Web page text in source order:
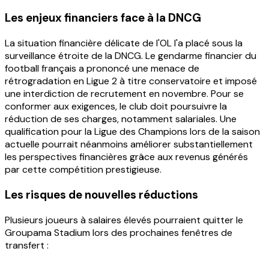
Les enjeux financiers face à la DNCG
La situation financière délicate de l'OL l'a placé sous la
surveillance étroite de la DNCG. Le gendarme financier du
football français a prononcé une menace de
rétrogradation en Ligue 2 à titre conservatoire et imposé
une interdiction de recrutement en novembre. Pour se
conformer aux exigences, le club doit poursuivre la
réduction de ses charges, notamment salariales. Une
qualification pour la Ligue des Champions lors de la saison
actuelle pourrait néanmoins améliorer substantiellement
les perspectives financières grâce aux revenus générés
par cette compétition prestigieuse.
Les risques de nouvelles réductions
Plusieurs joueurs à salaires élevés pourraient quitter le
Groupama Stadium lors des prochaines fenêtres de
transfert :